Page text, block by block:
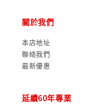
關於我們
本店地址
聯絡我們
最新優惠
延續60年專業